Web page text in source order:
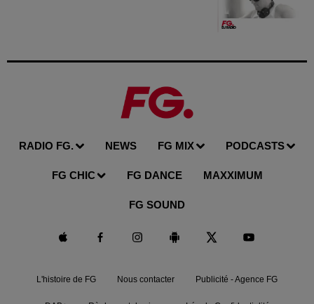
RADIO FG. NEWS FG MIX PODCASTS
FG CHIC FG DANCE MAXXIMUM
FG SOUND
L'histoire de FG Nous contacter Publicité - Agence FG